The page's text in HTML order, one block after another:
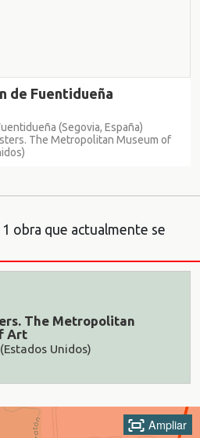
de Fuentidueña
(Segovia, España)
The Metropolitan Museum of
obra que actualmente se
The Metropolitan
Art
Unidos)
Ampliar